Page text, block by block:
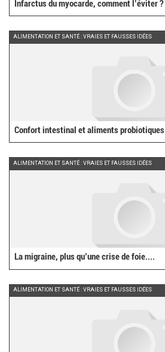
Infarctus du myocarde, comment l’éviter ?
ALIMENTATION ET SANTÉ : VRAIES ET FAUSSES IDÉES
Confort intestinal et aliments probiotiques
ALIMENTATION ET SANTÉ : VRAIES ET FAUSSES IDÉES
La migraine, plus qu’une crise de foie....
ALIMENTATION ET SANTÉ : VRAIES ET FAUSSES IDÉES